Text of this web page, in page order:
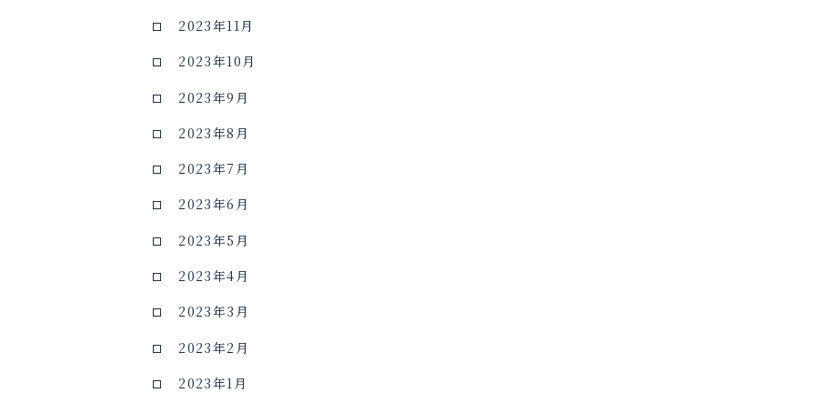
2023年11月
2023年10月
2023年9月
2023年8月
2023年7月
2023年6月
2023年5月
2023年4月
2023年3月
2023年2月
2023年1月